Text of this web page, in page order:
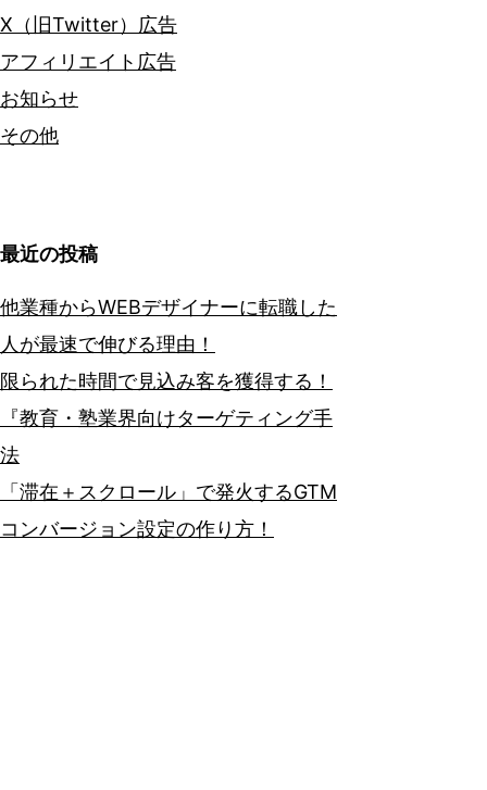
X（旧Twitter）広告
アフィリエイト広告
お知らせ
その他
最近の投稿
他業種からWEBデザイナーに転職した
人が最速で伸びる理由！
限られた時間で見込み客を獲得する！
『教育・塾業界向けターゲティング手
法
「滞在＋スクロール」で発火するGTM
コンバージョン設定の作り方！